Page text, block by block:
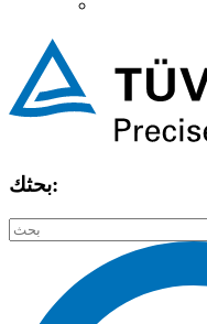
بحثك: